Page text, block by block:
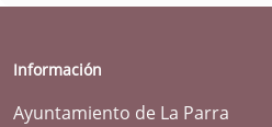
Información
Ayuntamiento de La Parra